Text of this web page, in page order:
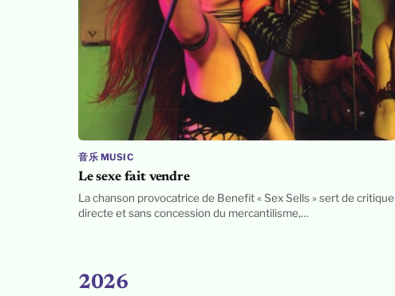
音乐 MUSIC
Le sexe fait vendre
La chanson provocatrice de Benefit « Sex Sells » sert de critique
directe et sans concession du mercantilisme,…
2026